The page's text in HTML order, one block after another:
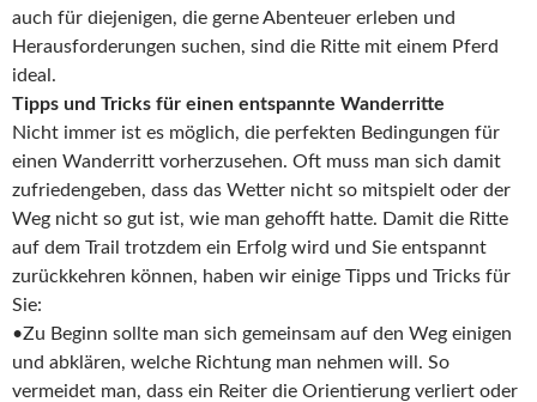
auch für diejenigen, die gerne Abenteuer erleben und
Herausforderungen suchen, sind die Ritte mit einem Pferd
ideal.
Tipps und Tricks für einen entspannte Wanderritte
Nicht immer ist es möglich, die perfekten Bedingungen für
einen Wanderritt vorherzusehen. Oft muss man sich damit
zufriedengeben, dass das Wetter nicht so mitspielt oder der
Weg nicht so gut ist, wie man gehofft hatte. Damit die Ritte
auf dem Trail trotzdem ein Erfolg wird und Sie entspannt
zurückkehren können, haben wir einige Tipps und Tricks für
Sie:
•Zu Beginn sollte man sich gemeinsam auf den Weg einigen
und abklären, welche Richtung man nehmen will. So
vermeidet man, dass ein Reiter die Orientierung verliert oder